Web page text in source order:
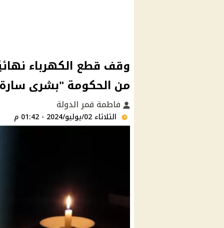
وقف قطع الكهرباء
من الحكومة "بشرى
فاطمة قمر الدولة
الثلاثاء 02/يوليو/2024 - 01:42 م